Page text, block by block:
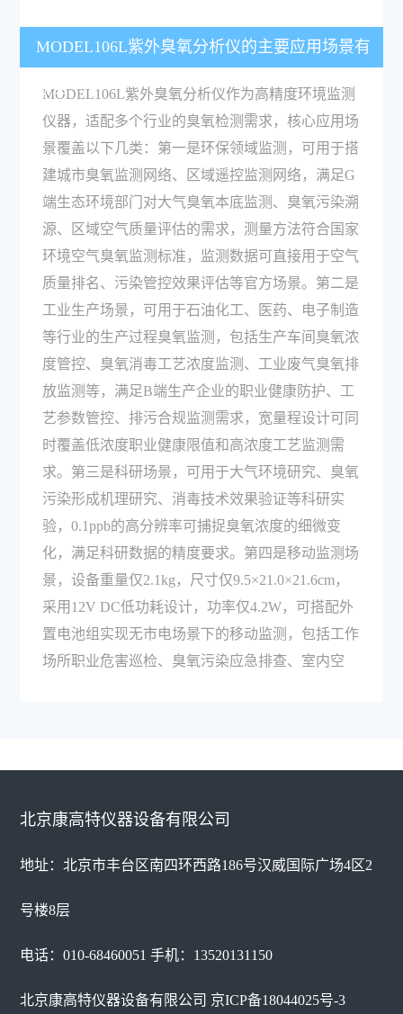
MODEL106L紫外臭氧分析仪的主要应用场景有
哪些？
MODEL106L紫外臭氧分析仪作为高精度环境监测
仪器，适配多个行业的臭氧检测需求，核心应用场
景覆盖以下几类：第一是环保领域监测，可用于搭
建城市臭氧监测网络、区域遥控监测网络，满足G
端生态环境部门对大气臭氧本底监测、臭氧污染溯
源、区域空气质量评估的需求，测量方法符合国家
环境空气臭氧监测标准，监测数据可直接用于空气
质量排名、污染管控效果评估等官方场景。第二是
工业生产场景，可用于石油化工、医药、电子制造
等行业的生产过程臭氧监测，包括生产车间臭氧浓
度管控、臭氧消毒工艺浓度监测、工业废气臭氧排
放监测等，满足B端生产企业的职业健康防护、工
艺参数管控、排污合规监测需求，宽量程设计可同
时覆盖低浓度职业健康限值和高浓度工艺监测需
求。第三是科研场景，可用于大气环境研究、臭氧
污染形成机理研究、消毒技术效果验证等科研实
验，0.1ppb的高分辨率可捕捉臭氧浓度的细微变
化，满足科研数据的精度要求。第四是移动监测场
景，设备重量仅2.1kg，尺寸仅9.5×21.0×21.6cm，
采用12V DC低功耗设计，功率仅4.2W，可搭配外
置电池组实现无市电场景下的移动监测，包括工作
场所职业危害巡检、臭氧污染应急排查、室内空
北京康高特仪器设备有限公司
地址：北京市丰台区南四环西路186号汉威国际广场4区2
号楼8层
电话：010-68460051 手机：13520131150
北京康高特仪器设备有限公司 京ICP备18044025号-3